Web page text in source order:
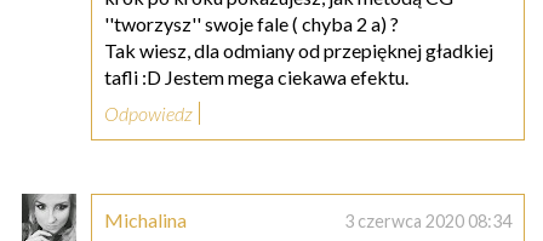
''tworzysz'' swoje fale ( chyba 2 a) ?
Tak wiesz, dla odmiany od przepięknej gładkiej
tafli :D Jestem mega ciekawa efektu.
Odpowiedz
Michalina 3 czerwca 2020 08:34